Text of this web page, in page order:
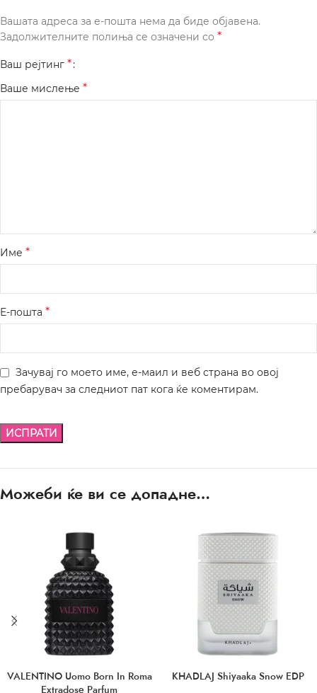
Вашата адреса за е-пошта нема да биде објавена.
Задолжителните полиња се означени со *
Ваш рејтинг *
Ваше мислење *
Име *
Е-пошта *
Зачувај го моето име, е-маил и веб страна во овој
пребарувач за следниот пат кога ќе коментирам.
Можеби ќе ви се допадне…
VALENTINO Uomo Born In Roma
Extradose Parfum
KHADLAJ Shiyaaka Snow EDP